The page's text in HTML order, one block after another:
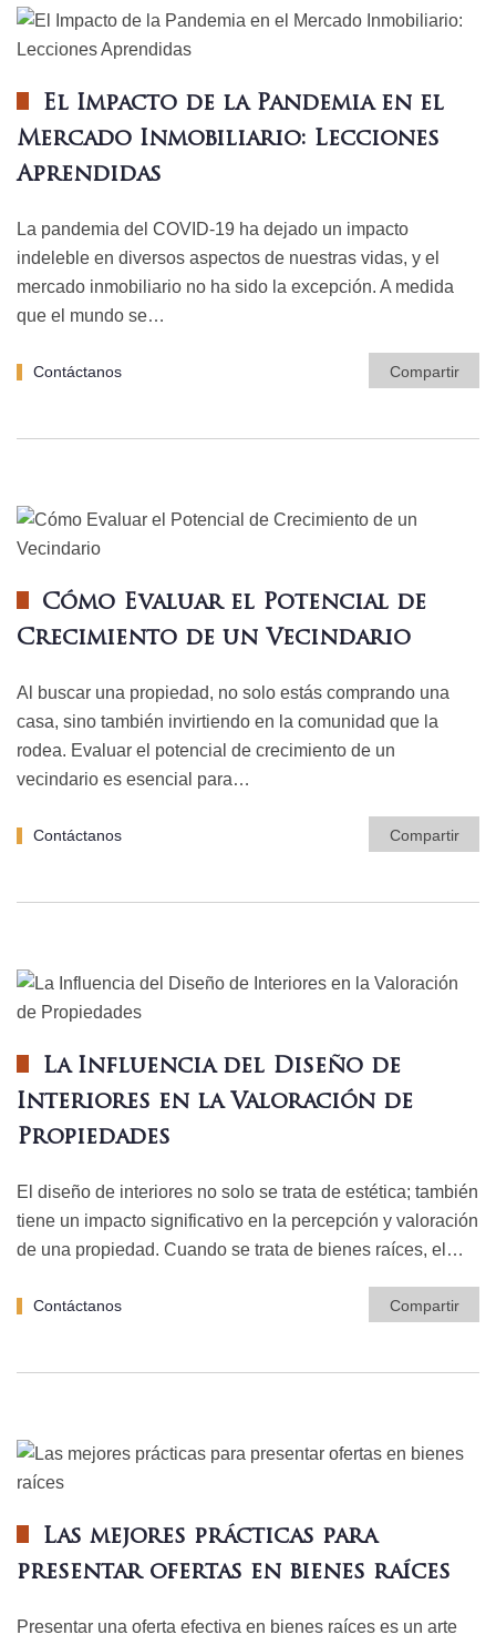
El Impacto de la Pandemia en el
Mercado Inmobiliario: Lecciones
Aprendidas
La pandemia del COVID-19 ha dejado un impacto
indeleble en diversos aspectos de nuestras vidas, y el
mercado inmobiliario no ha sido la excepción. A medida
que el mundo se…
Contáctanos Compartir
Cómo Evaluar el Potencial de
Crecimiento de un Vecindario
Al buscar una propiedad, no solo estás comprando una
casa, sino también invirtiendo en la comunidad que la
rodea. Evaluar el potencial de crecimiento de un
vecindario es esencial para…
Contáctanos Compartir
La Influencia del Diseño de
Interiores en la Valoración de
Propiedades
El diseño de interiores no solo se trata de estética; también
tiene un impacto significativo en la percepción y valoración
de una propiedad. Cuando se trata de bienes raíces, el…
Contáctanos Compartir
Las mejores prácticas para
presentar ofertas en bienes raíces
Presentar una oferta efectiva en bienes raíces es un arte